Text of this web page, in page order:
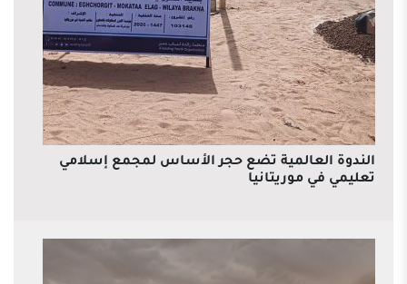
الندوة العالمية تضع حجر الأساس لمجمع إسلامي
تعليمي في موريتانيا